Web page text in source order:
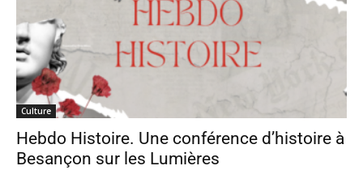
Culture
Hebdo Histoire. Une conférence d’histoire à
Besançon sur les Lumières